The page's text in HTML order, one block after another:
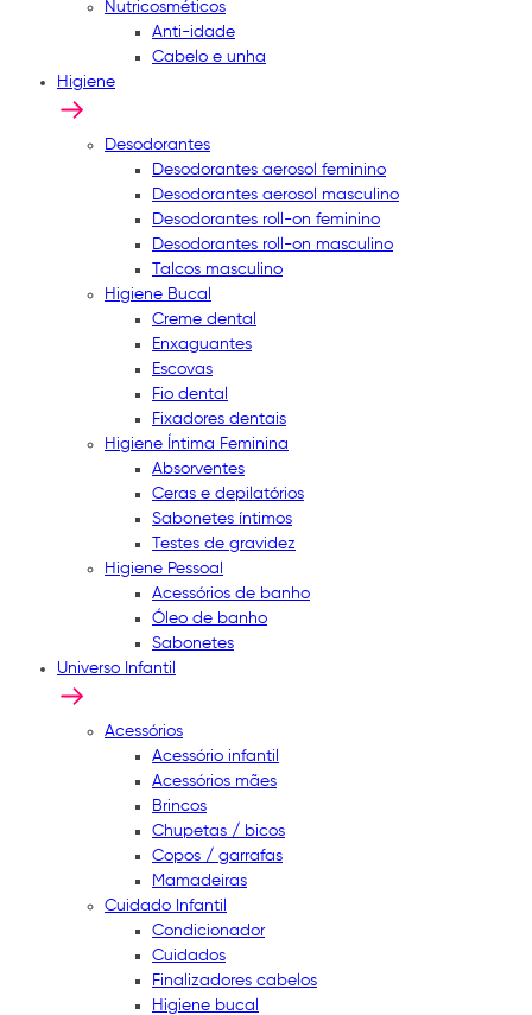
Nutricosméticos
Anti-idade
Cabelo e unha
Higiene
Desodorantes
Desodorantes aerosol feminino
Desodorantes aerosol masculino
Desodorantes roll-on feminino
Desodorantes roll-on masculino
Talcos masculino
Higiene Bucal
Creme dental
Enxaguantes
Escovas
Fio dental
Fixadores dentais
Higiene Íntima Feminina
Absorventes
Ceras e depilatórios
Sabonetes íntimos
Testes de gravidez
Higiene Pessoal
Acessórios de banho
Óleo de banho
Sabonetes
Universo Infantil
Acessórios
Acessório infantil
Acessórios mães
Brincos
Chupetas / bicos
Copos / garrafas
Mamadeiras
Cuidado Infantil
Condicionador
Cuidados
Finalizadores cabelos
Higiene bucal